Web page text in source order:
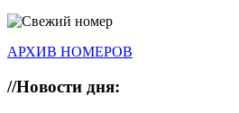
АРХИВ НОМЕРОВ
//Новости дня: